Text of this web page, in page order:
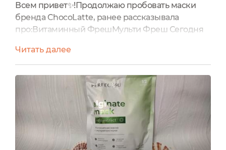
Всем привет✨!Продолжаю пробовать маски
бренда ChocoLatte, ранее рассказывала
про:Витаминный ФрешМульти Фреш Сегодня
маски:Экспресс-маска для лица "Рандеву" от
ChocoLatteЭту маску я брала ещё летом,
насколько я поняла, на данный момент её нет в
продаже .Флакон выполнен из качественного
непрозрачного пластика И оснащён удобным
помповым дозатором, который плотно...
Читать далее